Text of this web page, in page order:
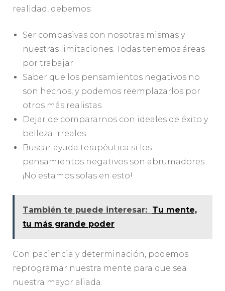
realidad, debemos:
Ser compasivas con nosotras mismas y
nuestras limitaciones. Todas tenemos áreas
por trabajar.
Saber que los pensamientos negativos no
son hechos, y podemos reemplazarlos por
otros más realistas.
Dejar de compararnos con ideales de éxito y
belleza irreales.
Buscar ayuda terapéutica si los
pensamientos negativos son abrumadores.
¡No estamos solas en esto!
También te puede interesar: Tu mente,
tu más grande poder
Con paciencia y determinación, podemos
reprogramar nuestra mente para que sea
nuestra mayor aliada.